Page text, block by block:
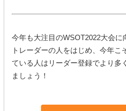
今年も大注目のWSOT2022大会に
トレーダーの人をはじめ、今年こ
ている人はリーダー登録でより多
ましょう！